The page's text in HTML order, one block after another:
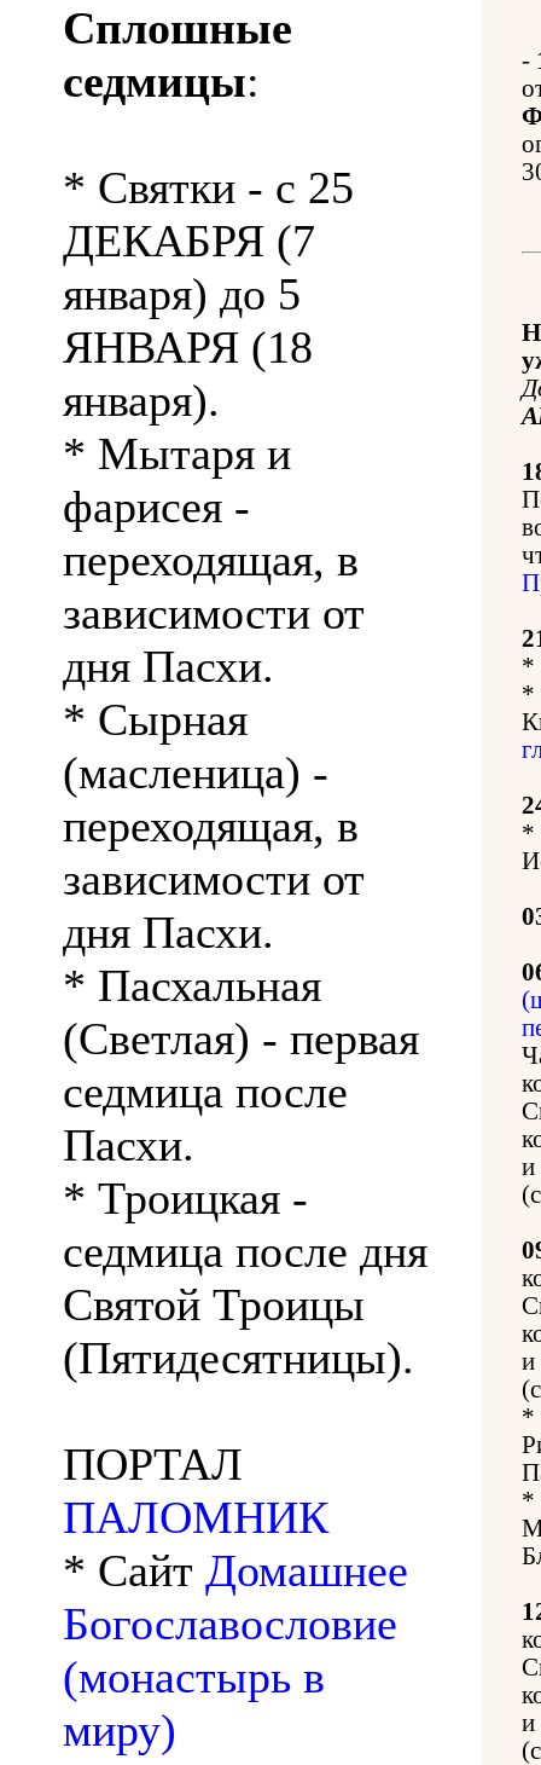
Сплошные
седмицы:
* Святки - с 25
ДЕКАБРЯ (7
января) до 5
ЯНВАРЯ (18
января).
* Мытаря и
фарисея -
переходящая, в
зависимости от
дня Пасхи.
* Сырная
(масленица) -
переходящая, в
зависимости от
дня Пасхи.
* Пасхальная
(Светлая) - первая
седмица после
Пасхи.
* Троицкая -
седмица после дня
Святой Троицы
(Пятидесятницы).
ПОРТАЛ
ПАЛОМНИК
* Сайт Домашнее
Богославословие
(монастырь в
миру)
-
*
*
*
и
и
*
*
и